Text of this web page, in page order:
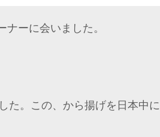
ーに会いました。
た。この、から揚げを日本中に